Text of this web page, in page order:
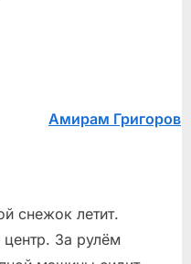
Амирам Григоров
снежок летит.
центр. За рулём